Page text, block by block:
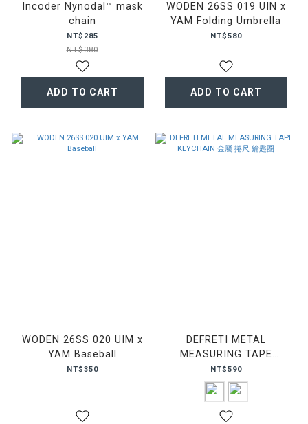
Incoder Nynodal™ mask
chain
NT$285
NT$380
ADD TO CART
WODEN 26SS 019 UIN x
YAM Folding Umbrella
NT$580
ADD TO CART
WODEN 26SS 020 UIM x
YAM Baseball
NT$350
DEFRETI METAL
MEASURING TAPE
KEYCHAIN 金屬 捲尺 鑰匙
圈
NT$590